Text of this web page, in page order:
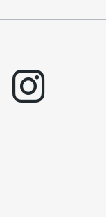
instagram